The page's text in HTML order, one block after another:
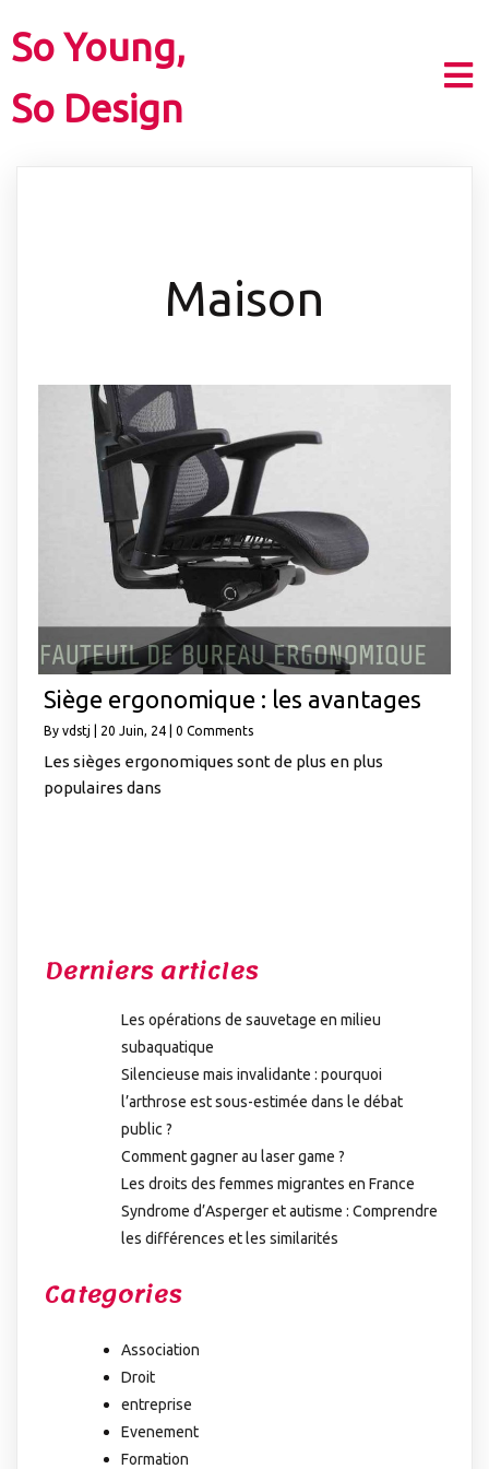
So Young,
So Design
Maison
Siège ergonomique : les avantages
By vdstj 20 Juin, 24 0 Comments
Les sièges ergonomiques sont de plus en plus
populaires dans
Derniers articles
Les opérations de sauvetage en milieu
subaquatique
Silencieuse mais invalidante : pourquoi
l’arthrose est sous-estimée dans le débat
public ?
Comment gagner au laser game ?
Les droits des femmes migrantes en France
Syndrome d’Asperger et autisme : Comprendre
les différences et les similarités
Categories
Association
Droit
entreprise
Evenement
Formation